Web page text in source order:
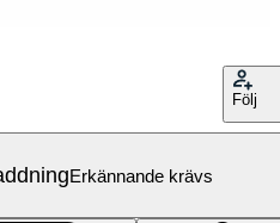
Följ
Erkännande krävs